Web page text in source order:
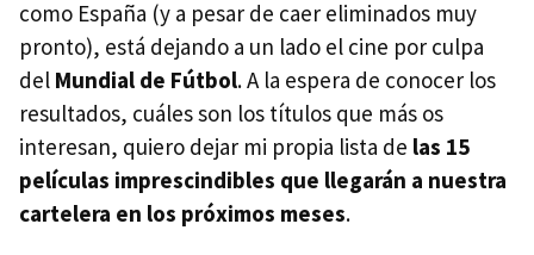
como España (y a pesar de caer eliminados muy
pronto), está dejando a un lado el cine por culpa
del Mundial de Fútbol. A la espera de conocer los
resultados, cuáles son los títulos que más os
interesan, quiero dejar mi propia lista de las 15
películas imprescindibles que llegarán a nuestra
cartelera en los próximos meses.